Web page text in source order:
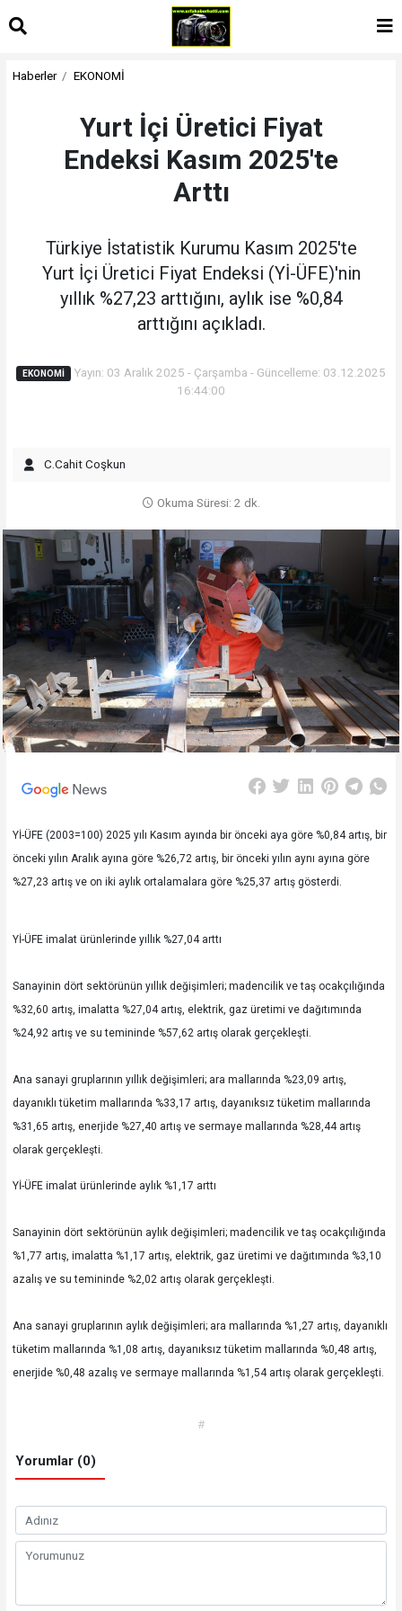
Haberler EKONOMİ
Yurt İçi Üretici Fiyat
Endeksi Kasım 2025'te
Arttı
Türkiye İstatistik Kurumu Kasım 2025'te
Yurt İçi Üretici Fiyat Endeksi (Yİ-ÜFE)'nin
yıllık %27,23 arttığını, aylık ise %0,84
arttığını açıkladı.
EKONOMİ Yayın: 03 Aralık 2025 - Çarşamba - Güncelleme: 03.12.2025
16:44:00
C.Cahit Coşkun
Okuma Süresi: 2 dk.
Yİ-ÜFE (2003=100) 2025 yılı Kasım ayında bir önceki aya göre %0,84 artış, bir
önceki yılın Aralık ayına göre %26,72 artış, bir önceki yılın aynı ayına göre
%27,23 artış ve on iki aylık ortalamalara göre %25,37 artış gösterdi.
Yİ-ÜFE imalat ürünlerinde yıllık %27,04 arttı
Sanayinin dört sektörünün yıllık değişimleri; madencilik ve taş ocakçılığında
%32,60 artış, imalatta %27,04 artış, elektrik, gaz üretimi ve dağıtımında
%24,92 artış ve su temininde %57,62 artış olarak gerçekleşti.
Ana sanayi gruplarının yıllık değişimleri; ara mallarında %23,09 artış,
dayanıklı tüketim mallarında %33,17 artış, dayanıksız tüketim mallarında
%31,65 artış, enerjide %27,40 artış ve sermaye mallarında %28,44 artış
olarak gerçekleşti.
Yİ-ÜFE imalat ürünlerinde aylık %1,17 arttı
Sanayinin dört sektörünün aylık değişimleri; madencilik ve taş ocakçılığında
%1,77 artış, imalatta %1,17 artış, elektrik, gaz üretimi ve dağıtımında %3,10
azalış ve su temininde %2,02 artış olarak gerçekleşti.
Ana sanayi gruplarının aylık değişimleri; ara mallarında %1,27 artış, dayanıklı
tüketim mallarında %1,08 artış, dayanıksız tüketim mallarında %0,48 artış,
enerjide %0,48 azalış ve sermaye mallarında %1,54 artış olarak gerçekleşti.
#
Yorumlar (0)